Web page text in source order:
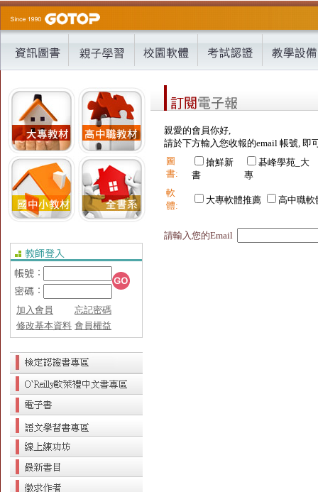
加入會員
忘記密碼
修改基本資料 會員權益
親愛的會員你好,
請於下方輸入您收報的email 帳號, 即
圖
書:
搶鮮新
書
碁峰學苑_大
專
軟
體:
大專軟體推薦 高中職軟
請輸入您的Email